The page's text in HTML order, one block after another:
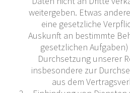
weitergeben. Etwas
eine gesetzliche
Auskunft an bestimmte
gesetzlichen
Durchsetzung unserer
insbesondere zur
aus dem